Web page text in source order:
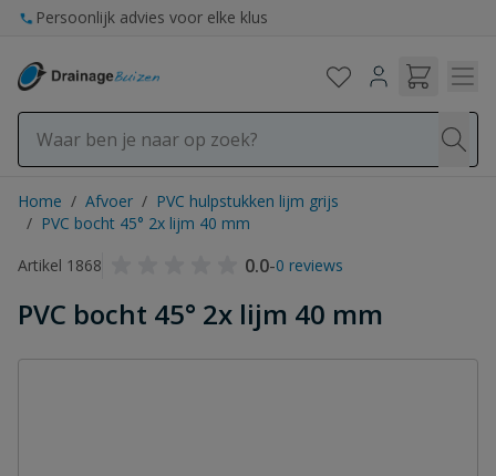
Ga naar de inhoud
Persoonlijk advies voor elke klus
Home / Afvoer / PVC hulpstukken lijm grijs
/ PVC bocht 45° 2x lijm 40 mm
Artikel 1868
0.0-0 reviews
PVC bocht 45° 2x lijm 40 mm